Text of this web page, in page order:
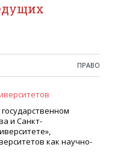
ПРАВО
и Санкт-
как научно-